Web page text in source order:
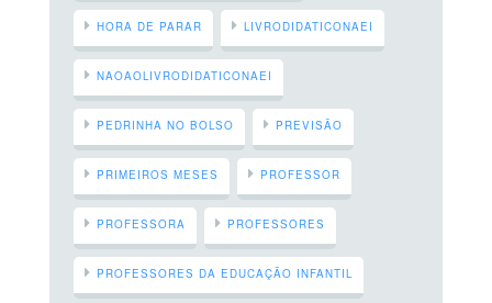
HORA DE PARAR LIVRODIDATICONAEI
NAOAOLIVRODIDATICONAEI
PEDRINHA NO BOLSO PREVISÃO
PRIMEIROS MESES PROFESSOR
PROFESSORA PROFESSORES
PROFESSORES DA EDUCAÇÃO INFANTIL